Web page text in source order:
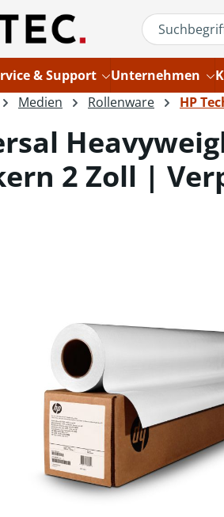
& Support Unternehmen
Medien Rollenware HP
2 Zoll |